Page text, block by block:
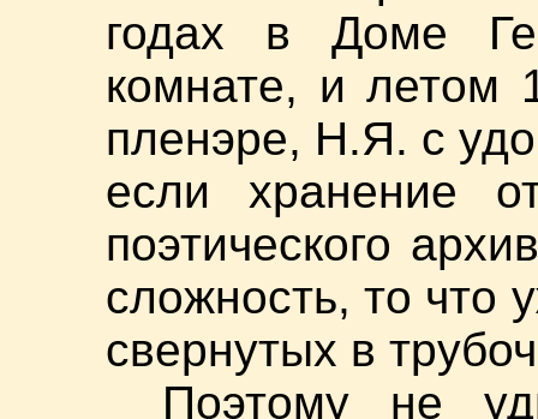
годах в Доме
комнате, и летом
пленэре, Н.Я. с
если хранение
поэтического
сложность, то что
свернутых в
Поэтому не